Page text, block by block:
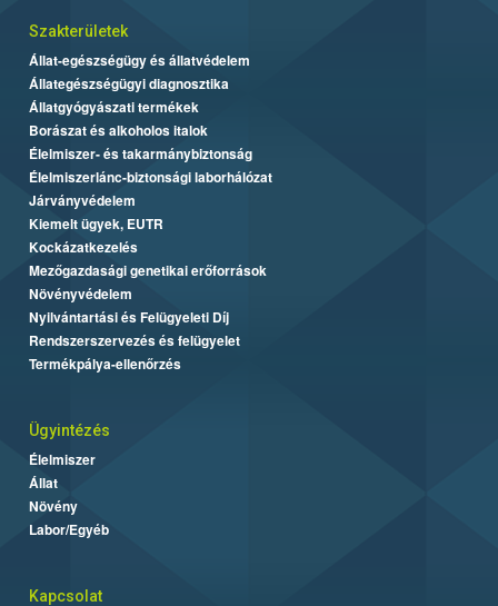
Szakterületek
Állat-egészségügy és állatvédelem
Állategészségügyi diagnosztika
Állatgyógyászati termékek
Borászat és alkoholos italok
Élelmiszer- és takarmánybiztonság
Élelmiszerlánc-biztonsági laborhálózat
Járványvédelem
Kiemelt ügyek, EUTR
Kockázatkezelés
Mezőgazdasági genetikai erőforrások
Növényvédelem
Nyilvántartási és Felügyeleti Díj
Rendszerszervezés és felügyelet
Termékpálya-ellenőrzés
Ügyintézés
Élelmiszer
Állat
Növény
Labor/Egyéb
Kapcsolat